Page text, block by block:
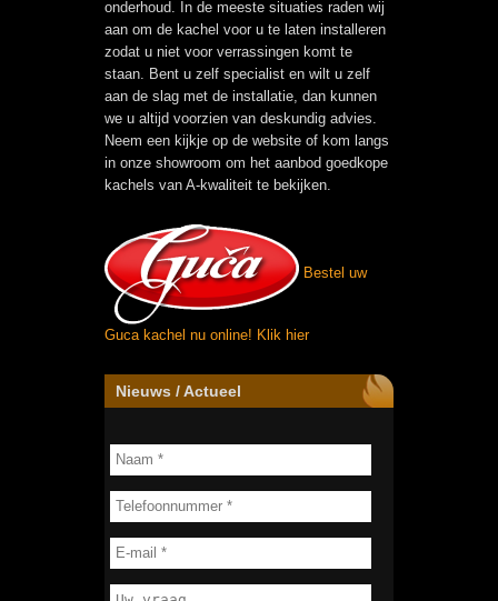
onderhoud. In de meeste situaties raden wij
aan om de kachel voor u te laten installeren
zodat u niet voor verrassingen komt te
staan. Bent u zelf specialist en wilt u zelf
aan de slag met de installatie, dan kunnen
we u altijd voorzien van deskundig advies.
Neem een kijkje op de website of kom langs
in onze showroom om het aanbod goedkope
kachels van A-kwaliteit te bekijken.
Bestel uw
Guca kachel nu online! Klik hier
Nieuws / Actueel